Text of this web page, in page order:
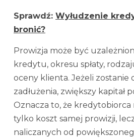
Sprawdź: Wyłudzenie
bronić?
Prowizja może być
kredytu, okresu spłaty,
oceny klienta. Jeżeli zostanie
zadłużenia, zwiększy kapitał
Oznacza to, że kredytobiorca
tylko koszt samej prowizji,
naliczanych od